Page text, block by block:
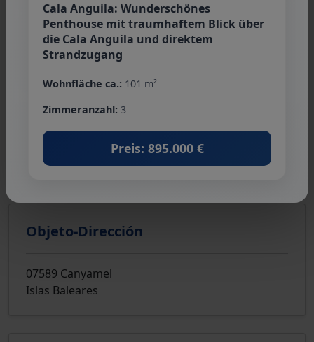
De Haas & Partner Immobilien
Teléfono:+34 971 83 69 72
info@dehaas-immobilien.com
Solicitar exposé
Objeto-Dirección
07589 Canyamel
Islas Baleares
Cala Anguila: Wunderschönes
Penthouse mit traumhaftem Blick über
die Cala Anguila und direktem
Strandzugang
Wohnfläche ca.: 101 m²
Zimmeranzahl: 3
Preis: 895.000 €